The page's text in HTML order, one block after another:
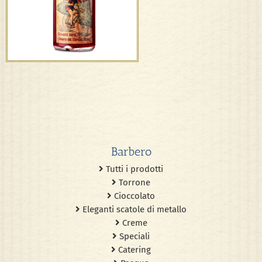
Barbero
Tutti i prodotti
Torrone
Cioccolato
Eleganti scatole di metallo
Creme
Speciali
Catering